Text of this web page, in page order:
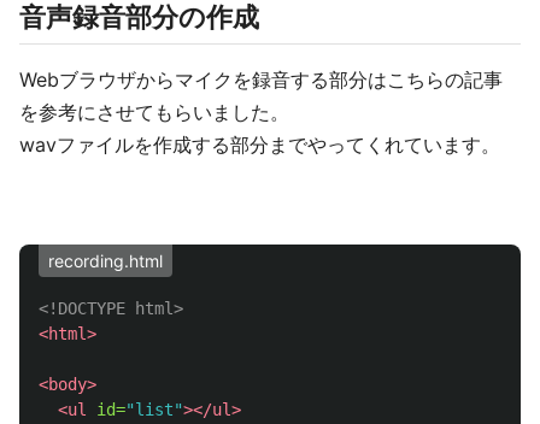
音声録音部分の作成
Webブラウザからマイクを録音する部分はこちらの記事
を参考にさせてもらいました。
wavファイルを作成する部分までやってくれています。
recording.html
<!DOCTYPE html>
<html>
<body>
<ul
id="list"></ul>